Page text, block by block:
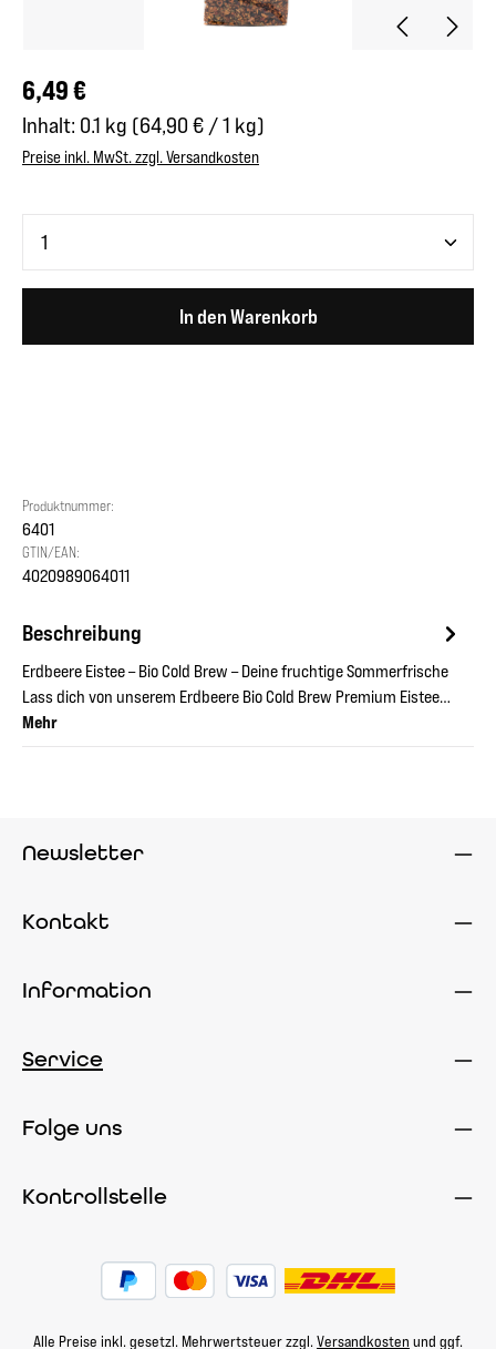
Regulärer Preis:
6,49 €
Inhalt: 0.1 kg (64,90 € / 1 kg)
Preise inkl. MwSt. zzgl. Versandkosten
In den Warenkorb
Produktnummer:
6401
GTIN/EAN:
4020989064011
Beschreibung
Erdbeere Eistee – Bio Cold Brew – Deine fruchtige Sommerfrische
Lass dich von unserem Erdbeere Bio Cold Brew Premium Eistee…
Mehr
Newsletter
Kontakt
Information
Service
Folge uns
Kontrollstelle
Alle Preise inkl. gesetzl. Mehrwertsteuer zzgl. Versandkosten und ggf.